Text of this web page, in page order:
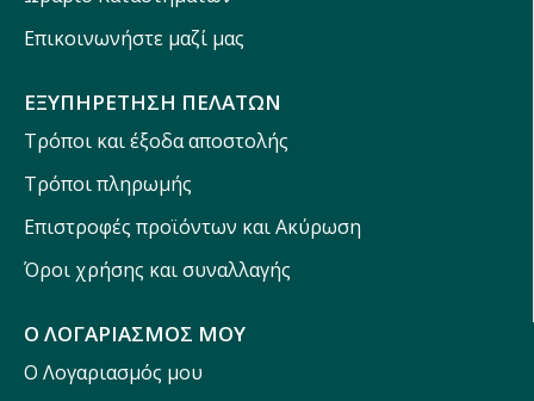
Επικοινωνήστε μαζί μας
ΕΞΥΠΗΡΕΤΗΣΗ ΠΕΛΑΤΩΝ
Τρόποι και έξοδα αποστολής
Τρόποι πληρωμής
Επιστροφές προϊόντων και Ακύρωση
Όροι χρήσης και συναλλαγής
Ο ΛΟΓΑΡΙΑΣΜΟΣ ΜΟΥ
Ο Λογαριασμός μου